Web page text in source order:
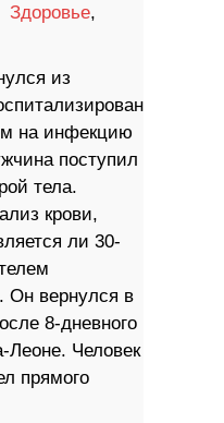
Здоровье,
из
на инфекцию
поступил
тела.
крови,
ли 30-
Он вернулся в
8-дневного
Леоне. Человек
прямого